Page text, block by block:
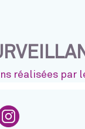
réalisées par
sursur